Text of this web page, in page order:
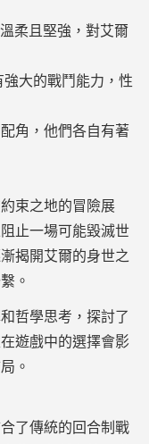
柔且堅強，對艾爾
強大的戰鬥能力，性
角，他們各自有著
束之地的冒險展
止一場可能毀滅世
揭開艾爾的身世之
。
哲學思考，探討了
遊戲中的選擇會影
。
了傳統的回合制戰